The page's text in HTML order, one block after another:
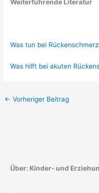
Weiterführende Literatur
Was tun bei
Was hilft bei akuten
← Vorheriger Beitrag
Über: Kinder- und